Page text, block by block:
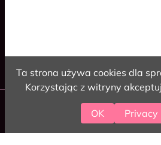
Polski
2026 love-
Ta strona używa cookies dla
Korzystając z witryny
OK Privacy